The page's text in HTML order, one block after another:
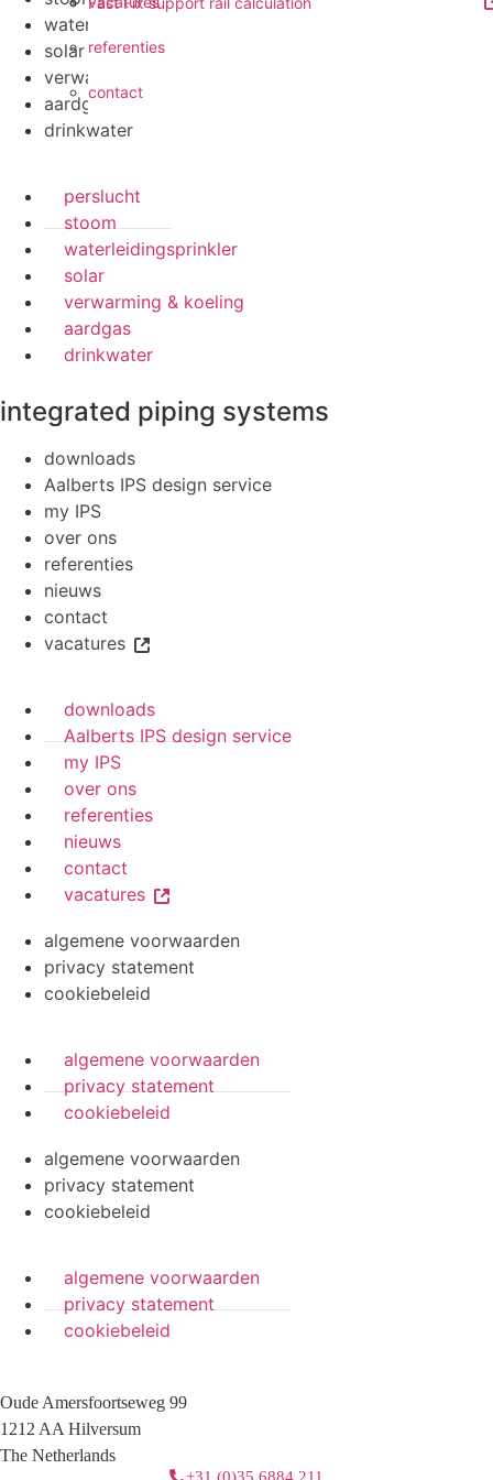
referenties
contact
waterleidingsprinkler
solar
verwarming & koeling
aardgas
drinkwater
perslucht
stoom
waterleidingsprinkler
solar
verwarming & koeling
aardgas
drinkwater
integrated piping systems
downloads
Aalberts IPS design service
my IPS
over ons
referenties
nieuws
contact
vacatures
downloads
Aalberts IPS design service
my IPS
over ons
referenties
nieuws
contact
vacatures
algemene voorwaarden
privacy statement
cookiebeleid
algemene voorwaarden
privacy statement
cookiebeleid
algemene voorwaarden
privacy statement
cookiebeleid
algemene voorwaarden
privacy statement
cookiebeleid
Oude Amersfoortseweg 99
1212 AA Hilversum
The Netherlands